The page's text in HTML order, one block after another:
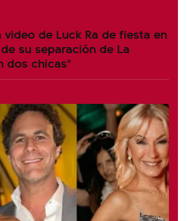
de Luck Ra de fiesta en
su separación de La
dos chicas"